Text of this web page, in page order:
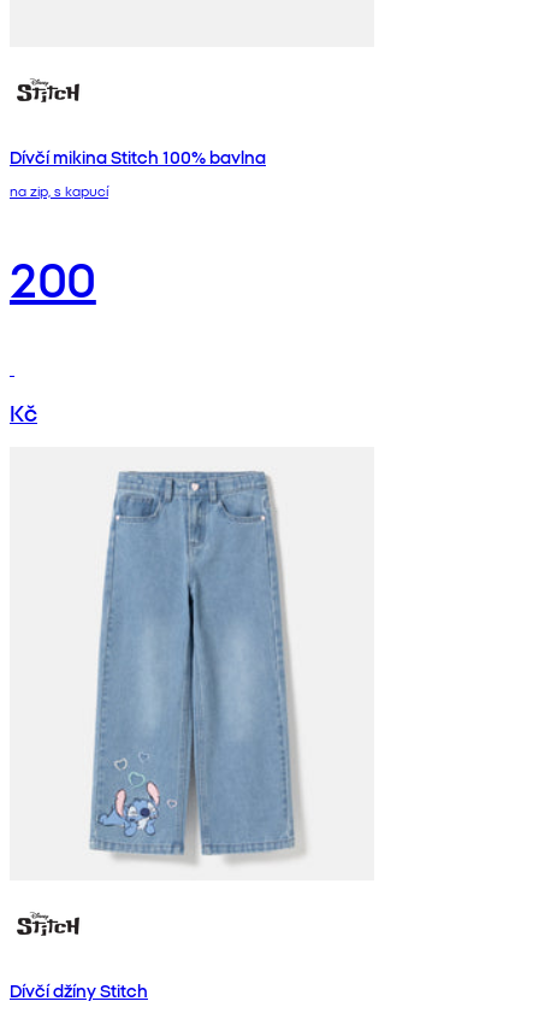
Dívčí mikina Stitch 100% bavlna
na zip, s kapucí
200
Kč
Dívčí džíny Stitch